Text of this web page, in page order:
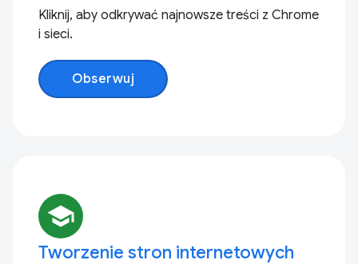
Kliknij, aby odkrywać najnowsze treści z Chrome
i sieci.
Obserwuj
school
Tworzenie stron internetowych